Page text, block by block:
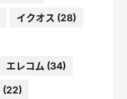
イクオス (28)
エレコム (34)
(22)